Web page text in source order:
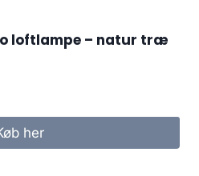
loftlampe – natur træ
her